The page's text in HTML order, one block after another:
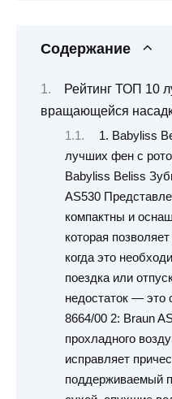
Содержание
Рейтинг ТОП 10
вращающейся
1. Babyliss
лучших фен с
Babyliss Beliss
AS530
компактны и
которая
когда это
поездка или
недостаток — это
8664/00 2: Braun
прохладного
исправляет
поддерживаемый